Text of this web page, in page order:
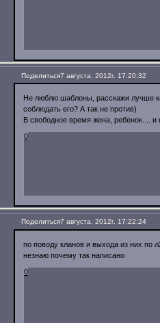
Поделиться7 августа, 2012г. 17:20:32
Не люблю шаблоны, расскажи лучше
соблюдать его? А так не против)
В свободное время жена, ребенок.... и
0
Поделиться7 августа, 2012г. 17:22:24
по поводу кланов и выхода из них по
незнаю почему так написано
0